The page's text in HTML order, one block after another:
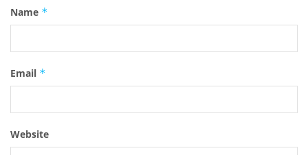
Name *
Email *
Website